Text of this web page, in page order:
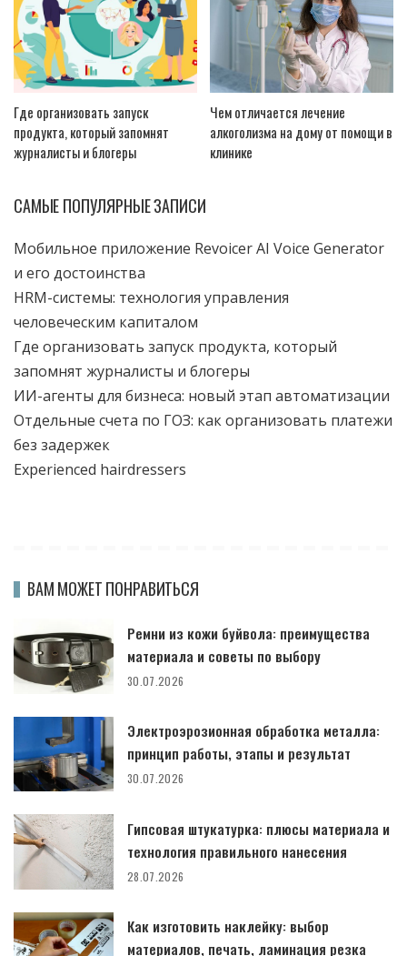
Где организовать запуск
продукта, который запомнят
журналисты и блогеры
Чем отличается лечение
алкоголизма на дому от помощи в
клинике
САМЫЕ ПОПУЛЯРНЫЕ ЗАПИСИ
Мобильное приложение Revoicer AI Voice Generator
и его достоинства
HRM-системы: технология управления
человеческим капиталом
Где организовать запуск продукта, который
запомнят журналисты и блогеры
ИИ-агенты для бизнеса: новый этап автоматизации
Отдельные счета по ГОЗ: как организовать платежи
без задержек
Experienced hairdressers
ВАМ МОЖЕТ ПОНРАВИТЬСЯ
Ремни из кожи буйвола: преимущества
материала и советы по выбору
30.07.2026
Электроэрозионная обработка металла:
принцип работы, этапы и результат
30.07.2026
Гипсовая штукатурка: плюсы материала и
технология правильного нанесения
28.07.2026
Как изготовить наклейку: выбор
материалов, печать, ламинация резка